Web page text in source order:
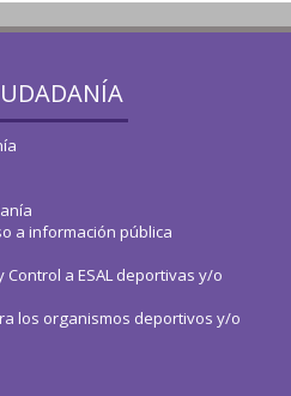
a información pública
Control a ESAL deportivas y/o
los organismos deportivos y/o